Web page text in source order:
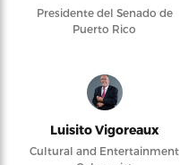
Presidente del Senado de
Puerto Rico
Luisito Vigoreaux
Cultural and Entertainment